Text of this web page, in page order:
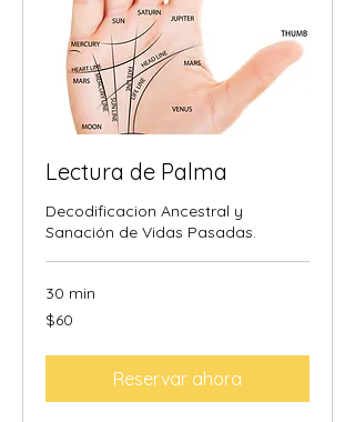
Lectura de Palma
Decodificacion Ancestral y
Sanación de Vidas Pasadas.
30 min
60
dólares
$60
Reservar ahora